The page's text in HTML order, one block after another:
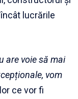
lucrările
are voie să mai
vom
ce vor fi